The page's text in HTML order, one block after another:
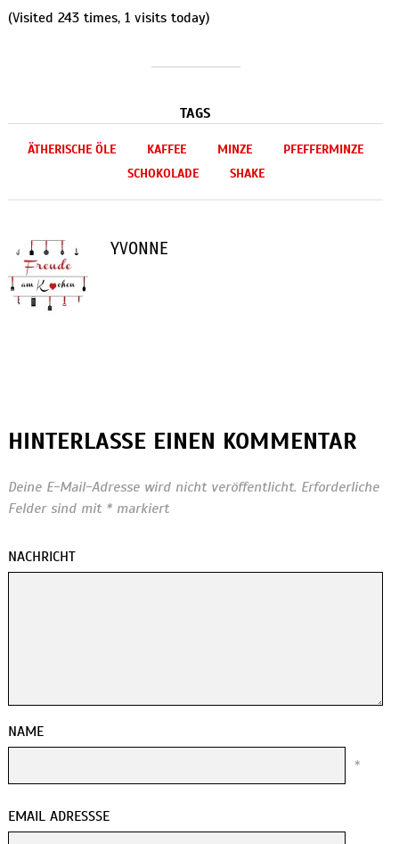
(Visited 243 times, 1 visits today)
TAGS
ÄTHERISCHE ÖLE KAFFEE MINZE
PFEFFERMINZE
SCHOKOLADE
SHAKE
YVONNE
HINTERLASSE EINEN KOMMENTAR
Deine E-Mail-Adresse wird nicht veröffentlicht. Erforderliche
Felder sind mit *markiert
NACHRICHT
NAME
*
EMAIL ADRESSSE